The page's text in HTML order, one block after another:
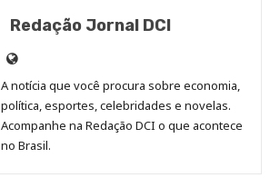
Redação Jornal DCI
Site
de
Redação
Jornal
DCI
A notícia que você procura sobre economia,
política, esportes, celebridades e novelas.
Acompanhe na Redação DCI o que acontece
no Brasil.